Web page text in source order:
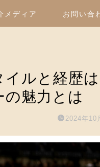
メディア お問い合
イルと経歴
魅力とは
2024年10